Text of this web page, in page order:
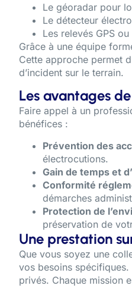
Le géoradar pour
Le détecteur
Les relevés GPS
Grâce à une équipe
Cette approche permet
d’incident sur le terrain.
Les avantages
Faire appel à un
bénéfices :
Prévention des
électrocutions.
Gain de temps et
Conformité
démarches
Protection de
préservation de
Une prestation
Que vous soyez une
vos besoins spécifiques.
privés. Chaque mission